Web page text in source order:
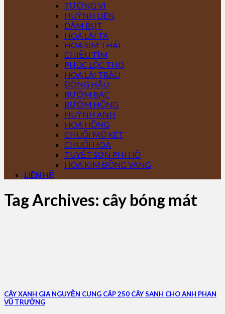
TƯỜNG VI
HUỲNH LIÊN
DÂM BỤT
HOA LÀI TA
HOA SIM THÁI
CHIỀU TÍM
PHÚC LỘC THỌ
HOA LÀI TRÂU
ĐÔNG HẦU
BƯỚM BẠC
BƯỚM HỒNG
HUỲNH ANH
HOA HỒNG
CHUỐI MỎ KÉT
CHUỐI HOA
TUYẾT SƠN PHI HỒ
HOA KIM ĐỒNG VÀNG
LIÊN HỆ
Tag Archives: cây bóng mát
CÂY XANH GIA NGUYỄN CUNG CẤP 250 CÂY SANH CHO ANH PHAN
VŨ TRƯỜNG